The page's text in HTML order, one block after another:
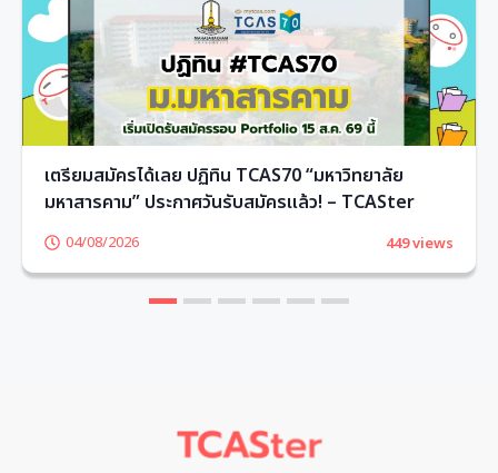
เตรียมสมัครได้เลย ปฏิทิน TCAS70 “มหาวิทยาลัย
มหาสารคาม” ประกาศวันรับสมัครแล้ว! – TCASter
04/08/2026 449 views
3 4 5 6